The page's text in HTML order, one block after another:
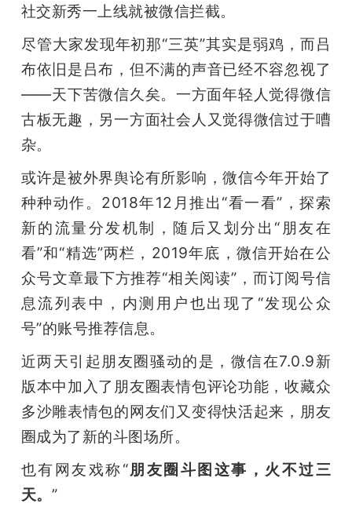
社交新秀一上线就被微信拦截。
尽管大家发现年初那“三英”其实是弱鸡，而吕
布依旧是吕布，但不满的声音已经不容忽视了
——天下苦微信久矣。一方面年轻人觉得微信
古板无趣，另一方面社会人又觉得微信过于嘈
杂。
或许是被外界舆论有所影响，微信今年开始了
种种动作。2018年12月推出“看一看”，探索
新的流量分发机制，随后又划分出“朋友在
看”和“精选”两栏，2019年底，微信开始在公
众号文章最下方推荐“相关阅读”，而订阅号信
息流列表中，内测用户也出现了“发现公众
号”的账号推荐信息。
近两天引起朋友圈骚动的是，微信在7.0.9新
版本中加入了朋友圈表情包评论功能，收藏众
多沙雕表情包的网友们又变得快活起来，朋友
圈成为了新的斗图场所。
也有网友戏称“朋友圈斗图这事，火不过三
天。 ”